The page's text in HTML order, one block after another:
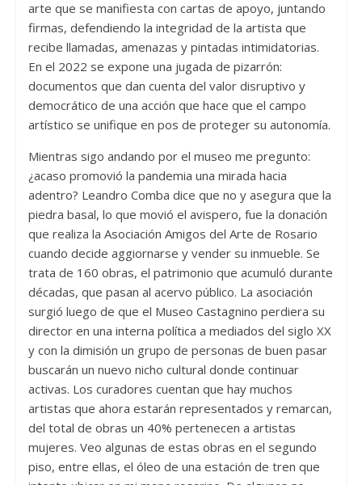
arte que se manifiesta con cartas de apoyo, juntando
firmas, defendiendo la integridad de la artista que
recibe llamadas, amenazas y pintadas intimidatorias.
En el 2022 se expone una jugada de pizarrón:
documentos que dan cuenta del valor disruptivo y
democrático de una acción que hace que el campo
artístico se unifique en pos de proteger su autonomía.
Mientras sigo andando por el museo me pregunto:
¿acaso promovió la pandemia una mirada hacia
adentro? Leandro Comba dice que no y asegura que la
piedra basal, lo que movió el avispero, fue la donación
que realiza la Asociación Amigos del Arte de Rosario
cuando decide aggiornarse y vender su inmueble. Se
trata de 160 obras, el patrimonio que acumuló durante
décadas, que pasan al acervo público. La asociación
surgió luego de que el Museo Castagnino perdiera su
director en una interna política a mediados del siglo XX
y con la dimisión un grupo de personas de buen pasar
buscarán un nuevo nicho cultural donde continuar
activas. Los curadores cuentan que hay muchos
artistas que ahora estarán representados y remarcan,
del total de obras un 40% pertenecen a artistas
mujeres. Veo algunas de estas obras en el segundo
piso, entre ellas, el óleo de una estación de tren que